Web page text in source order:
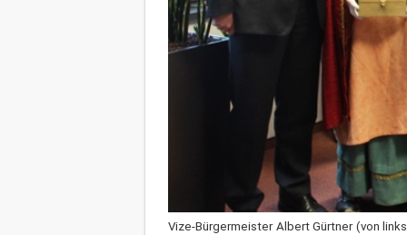
Vize-Bürgermeister Albert Gürtner (von